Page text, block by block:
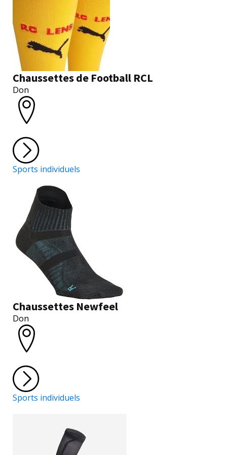
Chaussettes de Football RCL
Don
Sports individuels
Chaussettes Newfeel
Don
Sports individuels